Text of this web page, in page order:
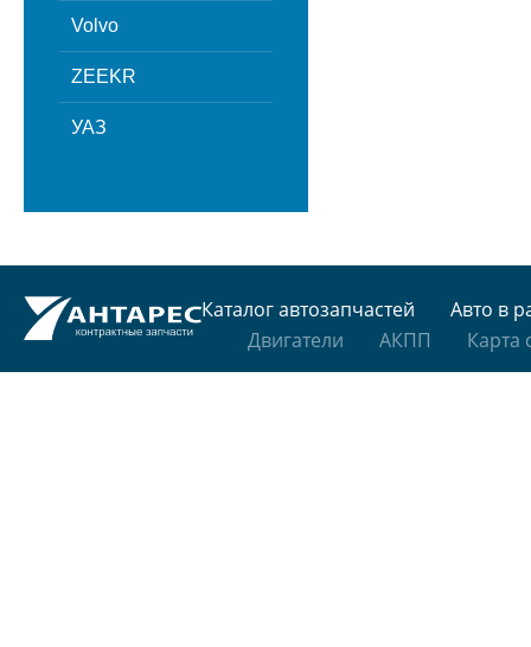
Volvo
ZEEKR
УАЗ
Каталог автозапчастей
Авто в
Двигатели
АКПП Карта